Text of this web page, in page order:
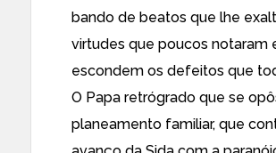
bando de beatos que lhe
virtudes que poucos notaram
escondem os defeitos que
O Papa retrógrado que se
planeamento familiar, que